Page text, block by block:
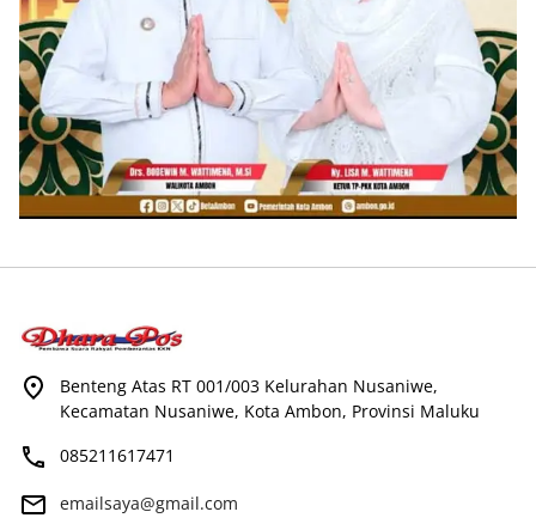
Benteng Atas RT 001/003 Kelurahan Nusaniwe,
Kecamatan Nusaniwe, Kota Ambon, Provinsi Maluku
085211617471
emailsaya@gmail.com